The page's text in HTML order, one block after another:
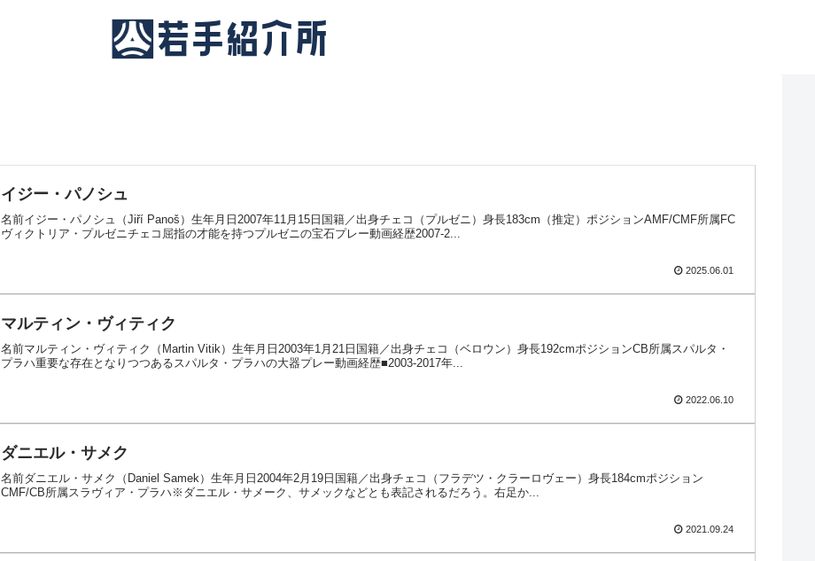
イジー・パノシュ
名前イジー・パノシュ（Jiří Panoš）生年月日2007年11月15日国籍／出身チェコ（プルゼニ）身長183cm（推定）ポジションAMF/CMF所属FC
ヴィクトリア・プルゼニチェコ屈指の才能を持つプルゼニの宝石プレー動画経歴2007-2...
2025.06.01
マルティン・ヴィティク
名前マルティン・ヴィティク（Martin Vitik）生年月日2003年1月21日国籍／出身チェコ（ベロウン）身長192cmポジションCB所属スパルタ・
プラハ重要な存在となりつつあるスパルタ・プラハの大器プレー動画経歴■2003-2017年...
2022.06.10
ダニエル・サメク
名前ダニエル・サメク（Daniel Samek）生年月日2004年2月19日国籍／出身チェコ（フラデツ・クラーロヴェー）身長184cmポジション
CMF/CB所属スラヴィア・プラハ※ダニエル・サメーク、サメックなどとも表記されるだろう。右足か...
2021.09.24